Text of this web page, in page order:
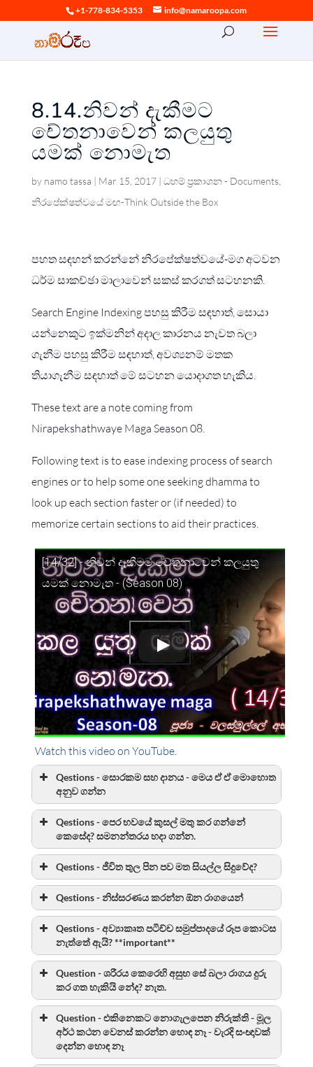
+1-778-834-5353 info@namaroopa.com
8.14.නිවන් දැකීමට
චේතනාවෙන් කලයුතු
යමක් නොමැත
by namo tassa | Mar 15, 2017| ධහම් ප්‍රකාශන - Documents,
නිරපේක්ෂත්වයේ මඟ-Think Outside the Box
පහත සඳහන් කරන්නේ නිරපේක්ෂත්වයේ-මග අටවන
ධර්ම සාකච්ඡා මාලාවෙන් සකස් කරගත් සටහනකි.
Search Engine Indexing පහසු කිරීම සඳහාත්, සොයා
යන්නෙකුට ඉක්මනින් අදාල කාරනය නැවත බලා
ගැනීම පහසු කිරීම සඳහාත්, අවශ්‍යනම් මතක
තියාගැනීම සඳහාත් මේ සටහන යොදාගත හැකිය.
These text are a note coming from
Nirapekshathwaye Maga Season 08.
Following text is to ease indexing process of search
engines or to help some one seeking dhamma to
look up each section faster or (if needed) to
memorize certain sections to aid their practices.
[14/32] - නිවන් දැකීමට චේතනාවෙන් කලයුතු
යමක් නොමැත - (Season 08)
Watch this video on YouTube.
Qestions - සොරකම සහ දානය - මෙය ඒ ඒ මොහොත
අනුව ගන්න
Qestions - පෙර භවයේ කුසල් මතු කර ගන්නේ
කෙසේද? සමනන්තරය හදා ගන්න.
Qestions - ජීවිත තුල පින පව මත සියල්ල සිදුවේද?
Qestions - නිස්සරණය කරන්න ඕන රාගයෙන්
Qestions - අව්‍යාකෘත පටිච්ච සමුප්පාදයේ රූප කොටස
නැත්තේ ඇයි? **important**
Question - ශරීරය කෙරෙහි අසුභ සේ බලා රාගය දුරු
කර ගත හැකියි නේද? නැත.
Question - එකිනෙකට නොගැලපෙන නිරුක්ති - මූල
අර්ථ කථන වෙනස් කරන්න හොඳ නෑ - වැරදි සංඥාවක්
දෙන්න හොඳ නෑ